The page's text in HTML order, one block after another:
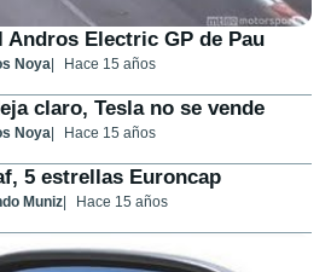
Andros Electric GP de Pau
Noya Hace 15 años
claro, Tesla no se vende
Noya Hace 15 años
5 estrellas Euroncap
Muniz Hace 15 años